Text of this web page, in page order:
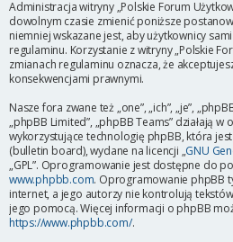
Administracja witryny „Polskie Forum
dowolnym czasie zmienić poniższe
niemniej wskazane jest, aby użytkownicy
regulaminu. Korzystanie z witryny „Polskie
zmianach regulaminu oznacza, że
konsekwencjami prawnymi.
Nasze fora zwane też „one”, „ich”, „je”,
„phpBB Limited”, „phpBB Teams” działają
wykorzystujące technologię phpBB, która
(bulletin board), wydane na licencji „GNU
„GPL”. Oprogramowanie jest dostępne do
www.phpbb.com. Oprogramowanie phpBB
internet, a jego autorzy nie kontrolują
jego pomocą. Więcej informacji o phpBB
https://www.phpbb.com/.